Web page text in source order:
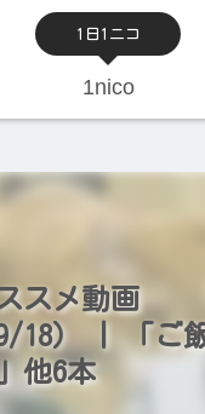
1日1ニコ
1nico
スメ動画
18） | 「ご
他6本